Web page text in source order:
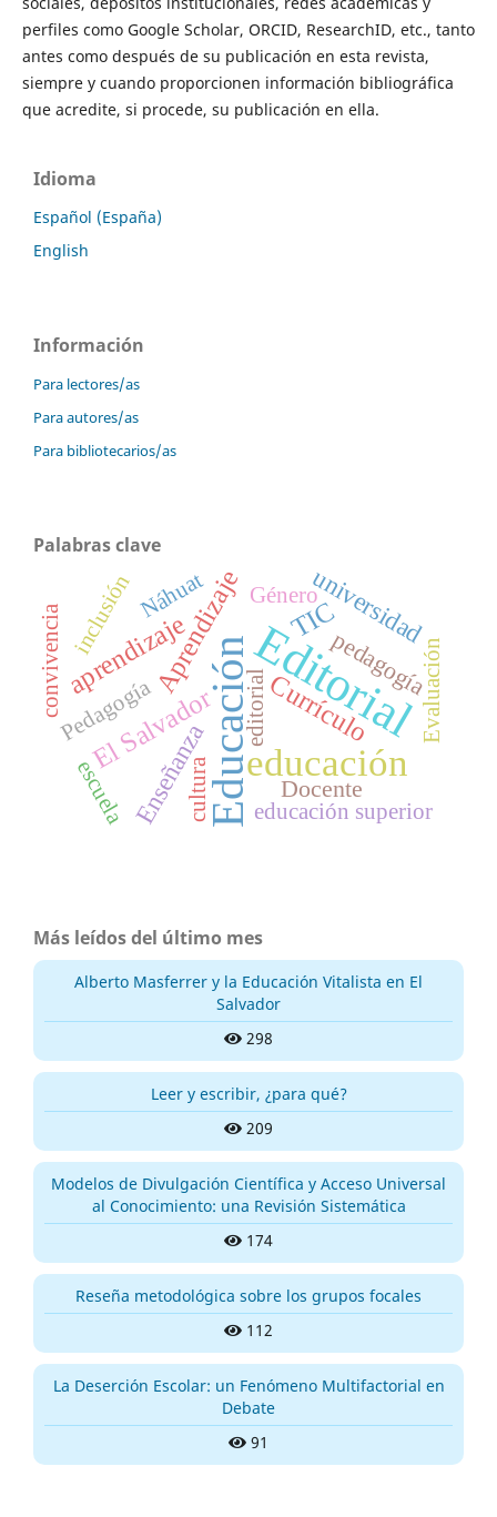
perfiles como Google Scholar, ORCID, ResearchID, etc., tanto
antes como después de su publicación en esta revista,
siempre y cuando proporcionen información bibliográfica
que acredite, si procede, su publicación en ella.
Idioma
Español (España)
English
Información
Para lectores/as
Para autores/as
Para bibliotecarios/as
Palabras clave
Editorial
Educacióneducación
TIC
Aprendizaje
El Salvador Currículo
aprendizaje
Enseñanza
universidad
pedagogía
Docente
escuela
Pedagogía editorial
educación superior
inclusión Género
convivencia
Náhuat
cultura
Evaluación
Más leídos del último mes
Alberto Masferrer y la Educación Vitalista en El
Salvador
298
Leer y escribir, ¿para qué?
209
Modelos de Divulgación Científica y Acceso Universal
al Conocimiento: una Revisión Sistemática
174
Reseña metodológica sobre los grupos focales
112
La Deserción Escolar: un Fenómeno Multifactorial en
Debate
91